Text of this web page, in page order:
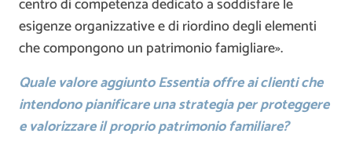
esigenze organizzative e di riordino degli elementi
che compongono un patrimonio famigliare».
Quale valore aggiunto Essentia offre ai clienti che
intendono pianificare una strategia per proteggere
e valorizzare il proprio patrimonio familiare?